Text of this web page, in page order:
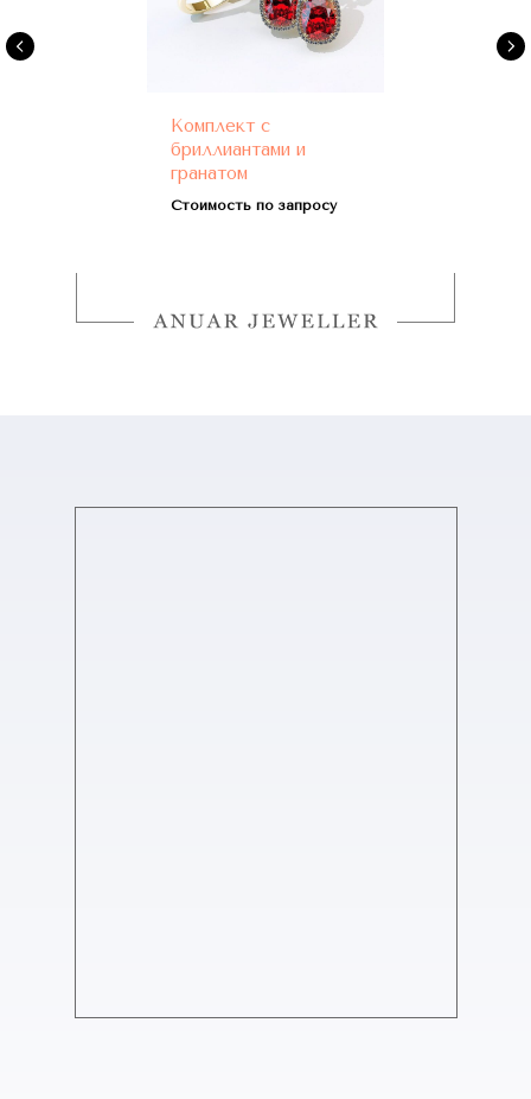
Комплект с
бриллиантами и
гранатом
Стоимость по запросу